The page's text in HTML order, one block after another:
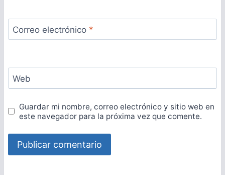
Correo electrónico *
Web
Guardar mi nombre, correo electrónico y sitio web en
este navegador para la próxima vez que comente.